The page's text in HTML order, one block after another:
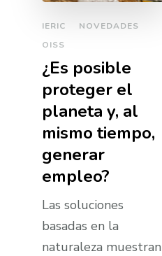
IERIC
NOVEDADES
OISS
¿Es posible
proteger el
planeta y, al
mismo tiempo,
generar
empleo?
Las soluciones
basadas en la
naturaleza muestran